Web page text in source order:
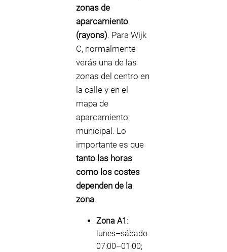
zonas de
aparcamiento
(rayons). Para Wijk
C, normalmente
verás una de las
zonas del centro en
la calle y en el
mapa de
aparcamiento
municipal. Lo
importante es que
tanto las horas
como los costes
dependen de la
zona.
Zona A1 :
lunes–sábado
07:00–01:00;